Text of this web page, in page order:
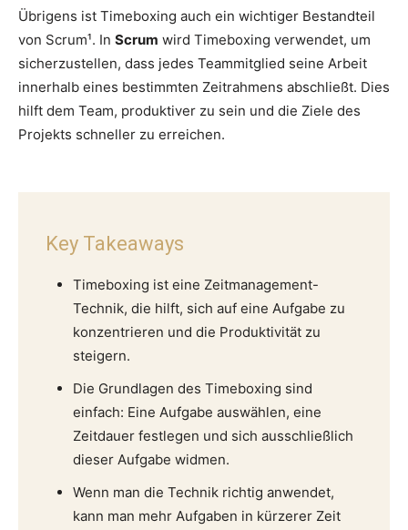
Übrigens ist Timeboxing auch ein wichtiger Bestandteil
von Scrum¹. In Scrum wird Timeboxing verwendet, um
sicherzustellen, dass jedes Teammitglied seine Arbeit
innerhalb eines bestimmten Zeitrahmens abschließt. Dies
hilft dem Team, produktiver zu sein und die Ziele des
Projekts schneller zu erreichen.
Key Takeaways
Timeboxing ist eine Zeitmanagement-
Technik, die hilft, sich auf eine Aufgabe zu
konzentrieren und die Produktivität zu
steigern.
Die Grundlagen des Timeboxing sind
einfach: Eine Aufgabe auswählen, eine
Zeitdauer festlegen und sich ausschließlich
dieser Aufgabe widmen.
Wenn man die Technik richtig anwendet,
kann man mehr Aufgaben in kürzerer Zeit